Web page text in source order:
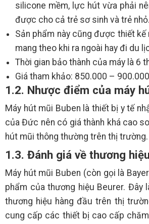
silicone mềm, lực hút vừa phải
được cho cả trẻ sơ sinh và trẻ nhỏ.
Sản phẩm này cũng được thiết kế
mang theo khi ra ngoài hay đi du
Thời gian bảo thành của máy là 6
Giá tham khảo: 850.000 –
1.2. Nhược điểm của máy
Máy hút mũi Buben là thiết bị y tế
của Đức nên có giá thành khá cao
hút mũi thông thường trên thị trường.
1.3. Đánh giá về thương
Máy hút mũi Buben (còn gọi là
phẩm của thương hiệu Beurer. Đây
thương hiệu hàng đầu trên thị
cung cấp các thiết bị cao cấp